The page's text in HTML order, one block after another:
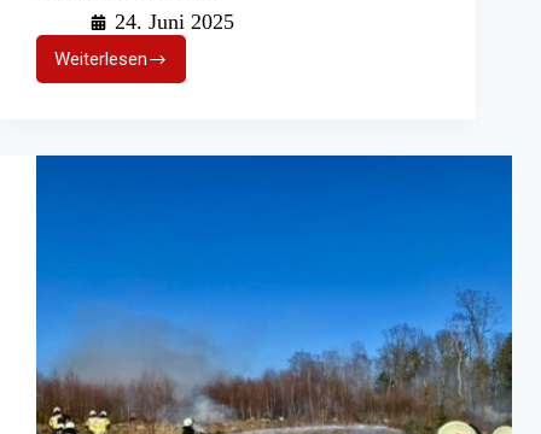
24. Juni 2025
WeiterlesenVerkehrsunfall:
Eine
eine